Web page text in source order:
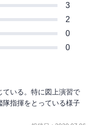
3
2
0
0
いる。特に図上演習で
指揮をとっている様子